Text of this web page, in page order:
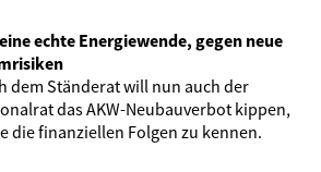
echte Energiewende, gegen neue
dem Ständerat will nun auch der
das AKW-Neubauverbot kippen,
die finanziellen Folgen zu kennen.